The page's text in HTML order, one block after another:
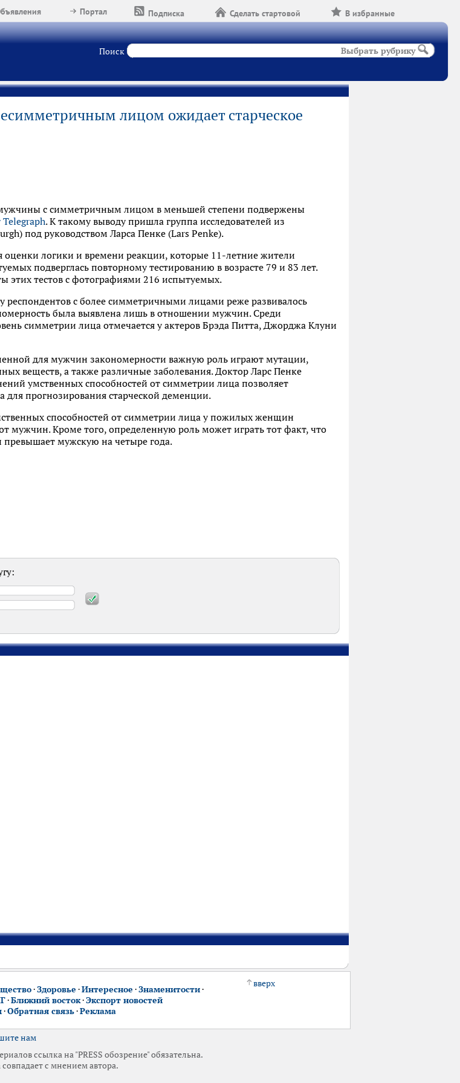
В избранные
Сделать стартовой
Подписка
Портал
Поиск Выбрать рубрику
лицом ожидает старческое
с симметричным лицом в меньшей степени подвержены
. К такому выводу пришла группа исследователей из
под руководством Ларса Пенке (Lars Penke).
оценки логики и времени реакции, которые 11-летние жители
подверглась повторному тестированию в возрасте 79 и 83 лет.
этих тестов с фотографиями 216 испытуемых.
респондентов с более симметричными лицами реже развивалось
была выявлена лишь в отношении мужчин. Среди
симметрии лица отмечается у актеров Брэда Питта, Джорджа Клуни
для мужчин закономерности важную роль играют мутации,
веществ, а также различные заболевания. Доктор Ларс Пенке
умственных способностей от симметрии лица позволяет
для прогнозирования старческой деменции.
способностей от симметрии лица у пожилых женщин
мужчин. Кроме того, определенную роль может играть тот факт, что
мужскую на четыре года.
·Здоровье ·Интересное ·Знаменитости·
·Ближний восток·Экспорт новостей
·Обратная связь·Реклама
вверх
нам
ссылка на "PRESS обозрение" обязательна.
с мнением автора.